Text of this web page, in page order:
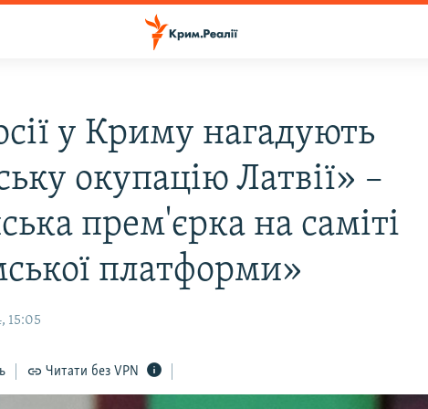
у Криму нагадують
окупацію Латвії» –
прем'єрка на саміті
платформи»
15:05
Читати без VPN